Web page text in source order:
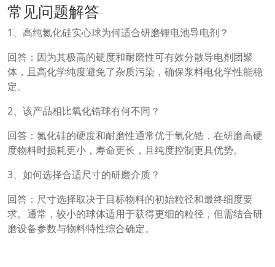
常见问题解答
1、高纯氮化硅实心球为何适合研磨锂电池导电剂？
回答：因为其极高的硬度和耐磨性可有效分散导电剂团聚
体，且高化学纯度避免了杂质污染，确保浆料电化学性能稳
定。
2、该产品相比氧化锆球有何不同？
回答：氮化硅的硬度和耐磨性通常优于氧化锆，在研磨高硬
度物料时损耗更小，寿命更长，且纯度控制更具优势。
3、如何选择合适尺寸的研磨介质？
回答：尺寸选择取决于目标物料的初始粒径和最终细度要
求。通常，较小的球体适用于获得更细的粒径，但需结合研
磨设备参数与物料特性综合确定。